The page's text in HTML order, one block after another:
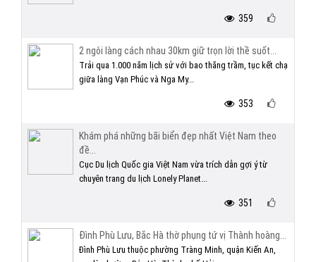
359
2 ngôi làng cách nhau 30km giữ trọn lời thề suốt...
Trải qua 1.000 năm lịch sử với bao thăng trầm, tục kết chạ
giữa làng Vạn Phúc và Nga My...
353
Khám phá những bãi biển đẹp nhất Việt Nam theo
đề...
Cục Du lịch Quốc gia Việt Nam vừa trích dẫn gợi ý từ
chuyên trang du lịch Lonely Planet...
351
Đình Phù Lưu, Bắc Hà thờ phụng tứ vị Thành hoàng...
Đình Phù Lưu thuộc phường Tràng Minh, quận Kiến An,